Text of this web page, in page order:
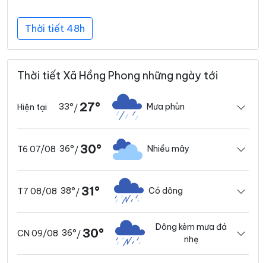
Thời tiết 48h
Thời tiết Xã Hồng Phong những ngày tới
Hiện tại 33°/ 27° Mưa phùn
T6 07/08 36°/30° Nhiều mây
T7 08/08 38°/31° Có dông
CN 09/08 36°/30°
Dông kèm mưa đá
nhẹ